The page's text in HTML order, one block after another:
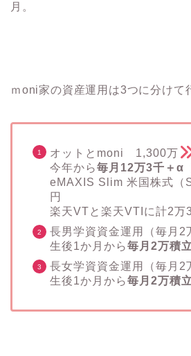
月。
ｍoni家の資産運用は3つに分けて
オットとmoni 1,300万
今年から毎月12万3千＋α
eMAXIS Slim 米国株式（
円
楽天VTと楽天VTIに計2万
長男学資資金運用（毎月2
生後1か月から毎月2万積
長女学資資金運用（毎月2
生後1か月から毎月2万積